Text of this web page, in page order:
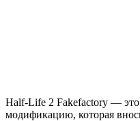
Half-Life 2 Fakefactory —
модификацию, которая